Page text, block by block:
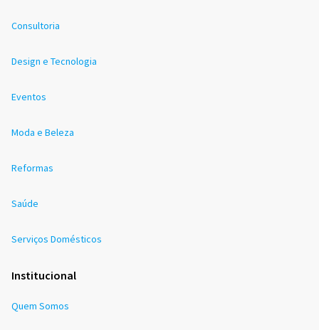
Consultoria
Design e Tecnologia
Eventos
Moda e Beleza
Reformas
Saúde
Serviços Domésticos
Institucional
Quem Somos